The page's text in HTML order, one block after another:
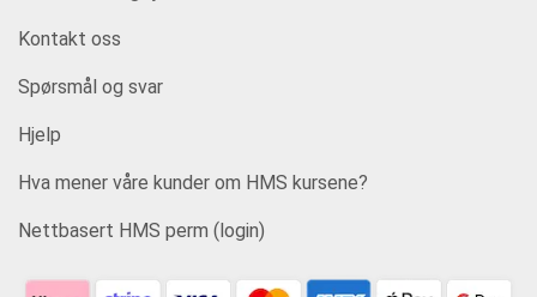
Kontakt oss
Spørsmål og svar
Hjelp
Hva mener våre kunder om HMS kursene?
Nettbasert HMS perm (login)